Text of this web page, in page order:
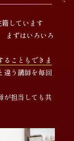
しています
まずはいろいろ
こともできま
違う講師を毎回
が担当しても共